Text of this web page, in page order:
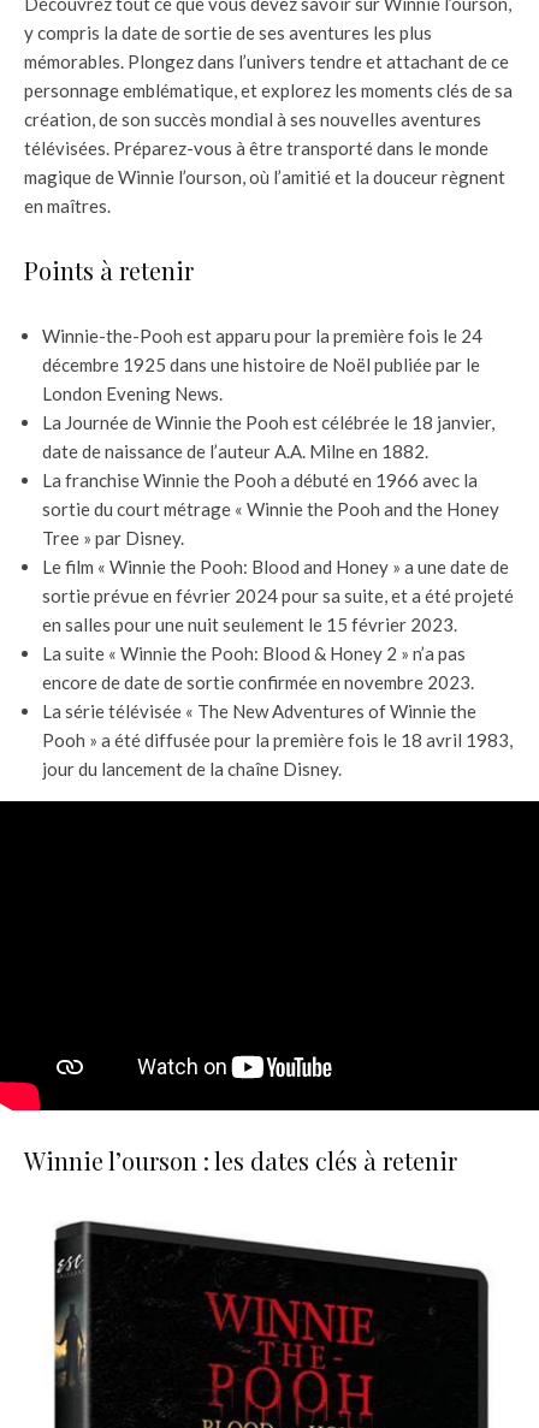
y compris la date de sortie de ses aventures les plus
mémorables. Plongez dans l’univers tendre et attachant de ce
personnage emblématique, et explorez les moments clés de sa
création, de son succès mondial à ses nouvelles aventures
télévisées. Préparez-vous à être transporté dans le monde
magique de Winnie l’ourson, où l’amitié et la douceur règnent
en maîtres.
Points à retenir
Winnie-the-Pooh est apparu pour la première fois le 24
décembre 1925 dans une histoire de Noël publiée par le
London Evening News.
La Journée de Winnie the Pooh est célébrée le 18 janvier,
date de naissance de l’auteur A.A. Milne en 1882.
La franchise Winnie the Pooh a débuté en 1966 avec la
sortie du court métrage « Winnie the Pooh and the Honey
Tree » par Disney.
Le film « Winnie the Pooh: Blood and Honey » a une date de
sortie prévue en février 2024 pour sa suite, et a été projeté
en salles pour une nuit seulement le 15 février 2023.
La suite « Winnie the Pooh: Blood & Honey 2 » n’a pas
encore de date de sortie confirmée en novembre 2023.
La série télévisée « The New Adventures of Winnie the
Pooh » a été diffusée pour la première fois le 18 avril 1983,
jour du lancement de la chaîne Disney.
Winnie l’ourson : les dates clés à retenir